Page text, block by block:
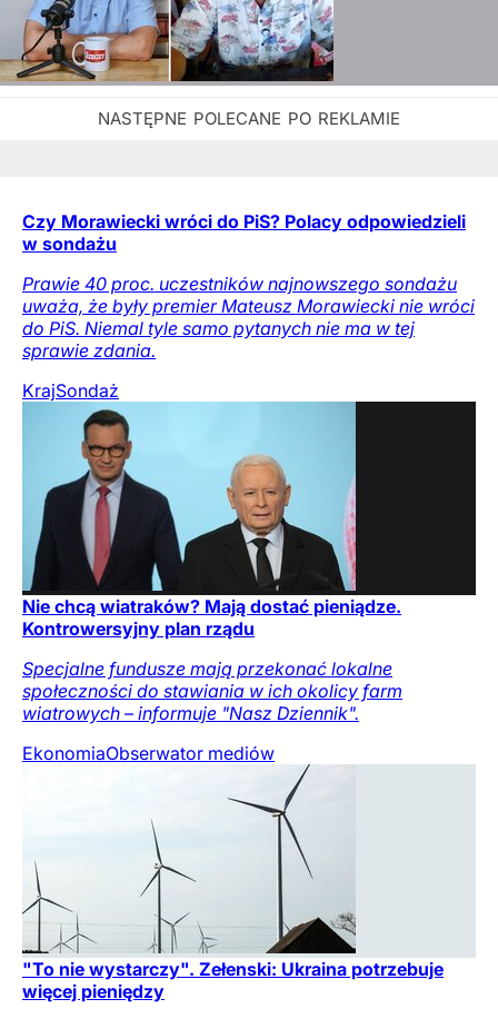
Czy Morawiecki wróci do PiS? Polacy odpowiedzieli
w sondażu
Prawie 40 proc. uczestników najnowszego sondażu
uważa, że były premier Mateusz Morawiecki nie wróci
do PiS. Niemal tyle samo pytanych nie ma w tej
sprawie zdania.
KrajSondaż
Nie chcą wiatraków? Mają dostać pieniądze.
Kontrowersyjny plan rządu
Specjalne fundusze mają przekonać lokalne
społeczności do stawiania w ich okolicy farm
wiatrowych – informuje "Nasz Dziennik".
EkonomiaObserwator mediów
"To nie wystarczy". Zełenski: Ukraina potrzebuje
więcej pieniędzy